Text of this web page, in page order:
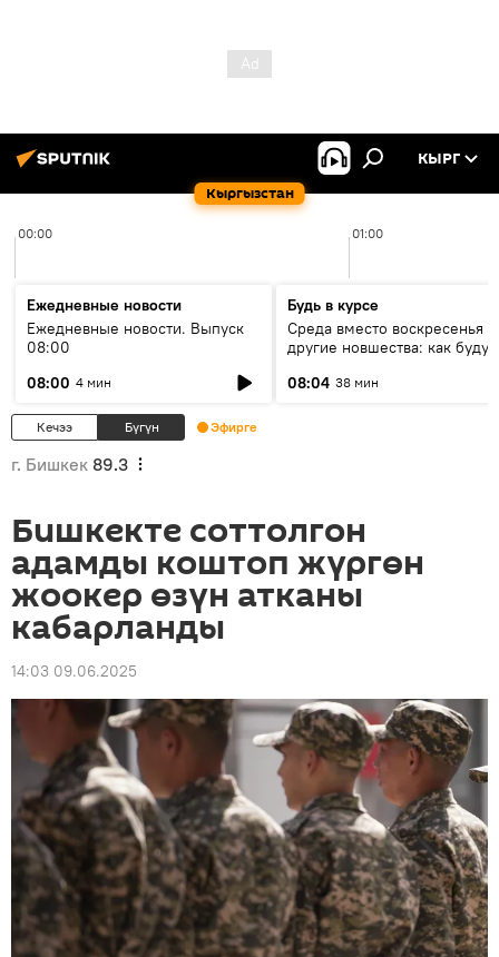
Кыргызстан
КЫРГ
00:00 01:00
Ежедневные новости
Ежедневные новости. Выпуск
08:00
08:00 4 мин
Будь в курсе
Среда вместо воскресенья и
другие новшества: как будут
08:04 38 мин
Кечээ Бүгүн Эфирге
г. Бишкек 89.3
Бишкекте соттолгон
адамды коштоп жүргөн
жоокер өзүн атканы
кабарланды
14:03 09.06.2025